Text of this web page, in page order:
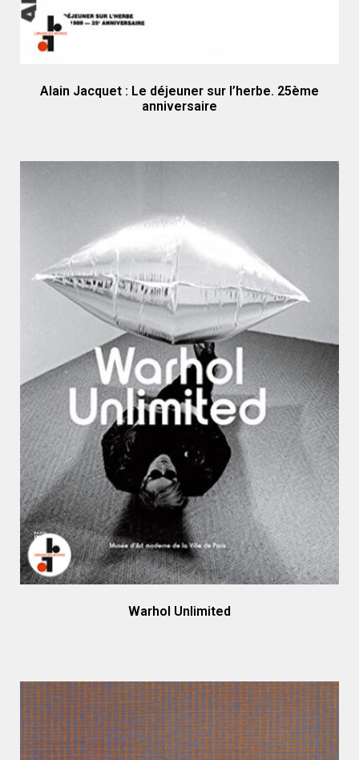
Alain Jacquet : Le déjeuner sur l’herbe. 25ème
anniversaire
Warhol Unlimited